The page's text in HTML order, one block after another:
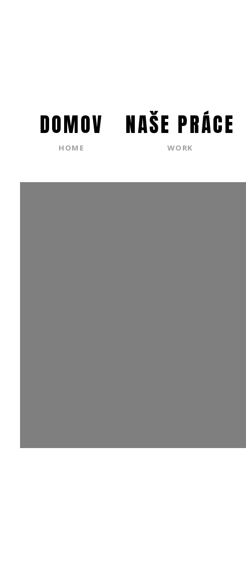
DOMOV
HOME
NAŠE PRÁCE
WORK